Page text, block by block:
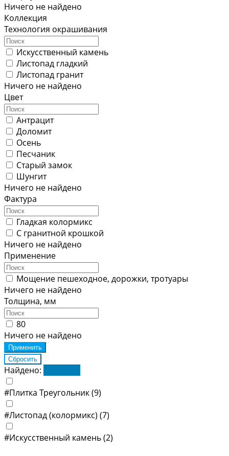
Ничего не найдено
Коллекция
Технология окрашивания
Искусственный камень
Листопад гладкий
Листопад гранит
Ничего не найдено
Цвет
Антрацит
Доломит
Осень
Песчаник
Старый замок
Шунгит
Ничего не найдено
Фактура
Гладкая колормикс
С гранитной крошкой
Ничего не найдено
Применение
Мощение пешеходное, дорожки, тротуары
Ничего не найдено
Толщина, мм
80
Ничего не найдено
Найдено:
#Плитка Треугольник(9)
#Листопад (колормикс) (7)
#Искусственный камень(2)